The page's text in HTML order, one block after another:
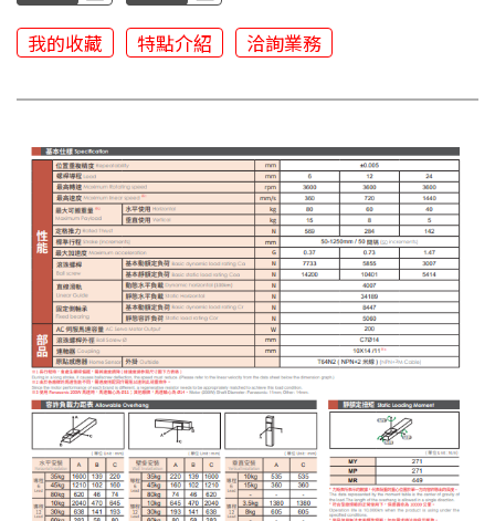
我的收藏 特點介紹 洽詢業務